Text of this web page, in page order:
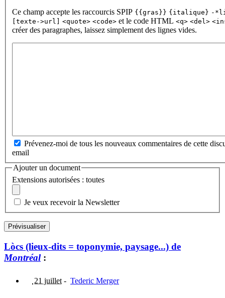
Ce champ accepte les raccourcis SPIP {{gras}} {italique} -
[texte->url]
<quote> <code> et le code HTML <q> <del>
créer des paragraphes, laissez simplement des lignes vides.
Prévenez-moi de tous les nouveaux commentaires de cette
email
Ajouter un document
Extensions autorisées : toutes
Je veux recevoir la Newsletter
Lòcs (lieux-dits = toponymie, paysage...) de
Montréal:
21 juillet - Tederic Merger